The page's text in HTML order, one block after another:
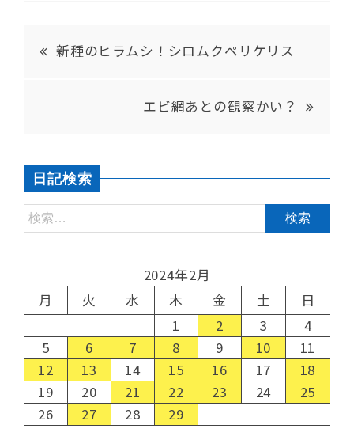
新種のヒラムシ！シロムクペリケリス
エビ網あとの観察かい？
日記検索
2024年2月
月
火 水 木 金 土
日
1
2 3
4
5
6 7 8 9 10
11
12
13 14 15 16 17
18
19
20 21 22 23 24
25
26
27 28 29